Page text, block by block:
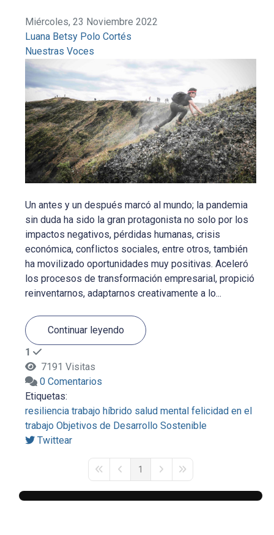
Miércoles, 23 Noviembre 2022
Luana Betsy Polo Cortés
Nuestras Voces
Un antes y un después marcó al mundo; la pandemia
sin duda ha sido la gran protagonista no solo por los
impactos negativos, pérdidas humanas, crisis
económica, conflictos sociales, entre otros, también
ha movilizado oportunidades muy positivas. Aceleró
los procesos de transformación empresarial, propició
reinventarnos, adaptarnos creativamente a lo...
Continuar leyendo
1
7191 Visitas
0 Comentarios
Etiquetas:
resiliencia trabajo híbrido salud mental felicidad en el
trabajo Objetivos de Desarrollo Sostenible
Twittear
First PagePrevious Page
1
Next PageLast Page